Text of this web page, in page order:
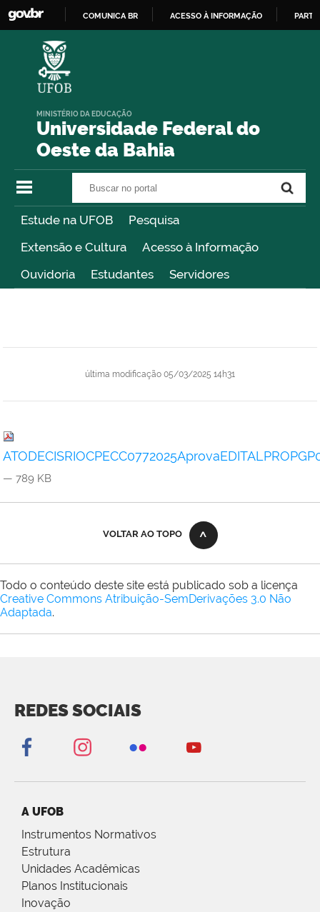
COMUNICA BR ACESSO À INFORMAÇÃO
Universidade Federal do
Oeste da Bahia
MINISTÉRIO DA EDUCAÇÃO
Estude na UFOB
Pesquisa
Extensão e Cultura
Acesso à Informação
Ouvidoria
Estudantes Servidores
última modificação 05/03/2025 14h31
— 789 KB
VOLTAR AO TOPO
Todo o conteúdo deste site está publicado sob a licença
Creative Commons Atribuição-SemDerivações 3.0 Não
Adaptada.
REDES SOCIAIS
A UFOB
Instrumentos Normativos
Estrutura
Unidades Acadêmicas
Planos Institucionais
Inovação